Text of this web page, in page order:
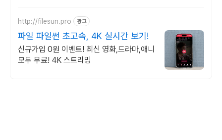
http://filesun.pro 광고
파일 파일썬 초고속, 4K 실시간 보기!
신규가입 0원 이벤트! 최신 영화,드라마,애니
모두 무료! 4K 스트리밍